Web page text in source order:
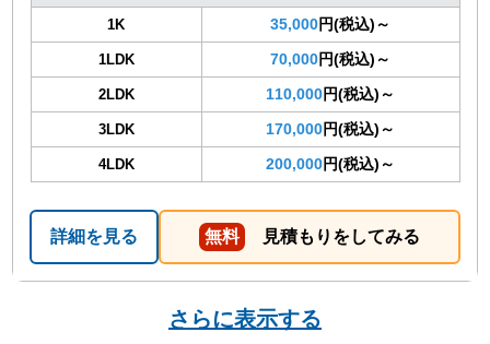
1K 35,000円(税込)～
1LDK 70,000円(税込)～
2LDK 110,000円(税込)～
3LDK 170,000円(税込)～
4LDK 200,000円(税込)～
詳細を見る 無料 見積もりをしてみる
さらに表示する